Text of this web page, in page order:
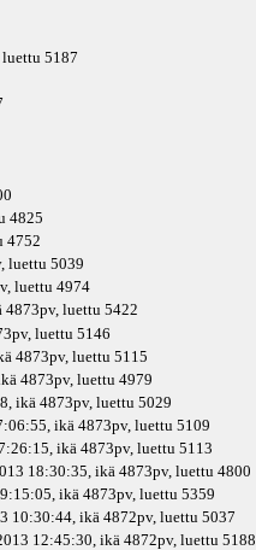
luettu 5187
4825
4752
, luettu 5039
, luettu 4974
4873pv, luettu 5422
, luettu 5146
4873pv, luettu 5115
4873pv, luettu 4979
ikä 4873pv, luettu 5029
ikä 4873pv, luettu 5109
ikä 4873pv, luettu 5113
18:30:35, ikä 4873pv, luettu 4800
ikä 4873pv, luettu 5359
10:30:44, ikä 4872pv, luettu 5037
12:45:30, ikä 4872pv, luettu 5188